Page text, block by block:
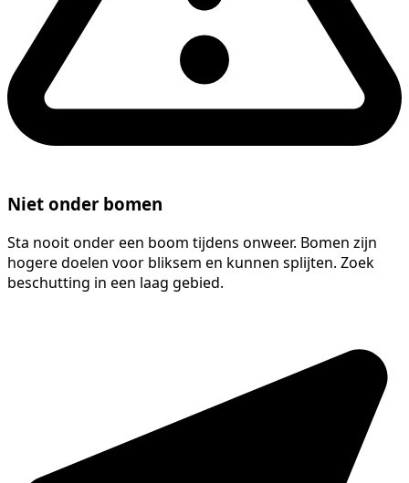
Niet onder bomen
Sta nooit onder een boom tijdens onweer. Bomen zijn
hogere doelen voor bliksem en kunnen splijten. Zoek
beschutting in een laag gebied.